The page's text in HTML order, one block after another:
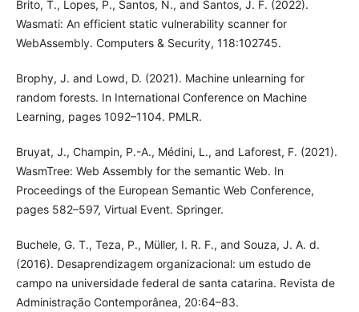
Brito, T., Lopes, P., Santos, N., and Santos, J. F. (2022).
Wasmati: An efficient static vulnerability scanner for
WebAssembly. Computers & Security, 118:102745.
Brophy, J. and Lowd, D. (2021). Machine unlearning for
random forests. In International Conference on Machine
Learning, pages 1092–1104. PMLR.
Bruyat, J., Champin, P.-A., Médini, L., and Laforest, F. (2021).
WasmTree: Web Assembly for the semantic Web. In
Proceedings of the European Semantic Web Conference,
pages 582–597, Virtual Event. Springer.
Buchele, G. T., Teza, P., Müller, I. R. F., and Souza, J. A. d.
(2016). Desaprendizagem organizacional: um estudo de
campo na universidade federal de santa catarina. Revista de
Administração Contemporânea, 20:64–83.